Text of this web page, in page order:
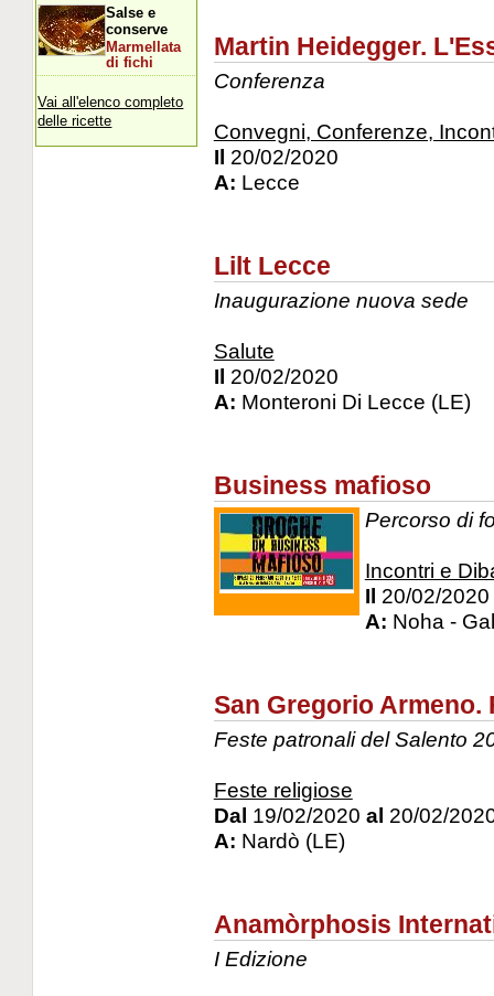
Martin Heidegger.
Conferenza
Convegni, Conferenze,
Il 20/02/2020
A: Lecce
Lilt Lecce
Inaugurazione nuova sede
Salute
Il 20/02/2020
A: Monteroni Di Lecce (LE)
Business mafioso
Percorso di
Incontri e
Il 20/02/2020
A: Noha -
San Gregorio Armeno.
Feste patronali del Salento
Feste religiose
Dal 19/02/2020 al 20/02/
A: Nardò (LE)
Anamòrphosis
I Edizione
Salse e
conserve
Marmellata
di fichi
Vai all'elenco completo
delle ricette